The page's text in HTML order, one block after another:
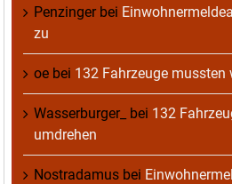
Penzingerbei
zu
oe bei 132 Fahrzeuge mussten
Wasserburger_ bei 132
umdrehen
Nostradamus bei